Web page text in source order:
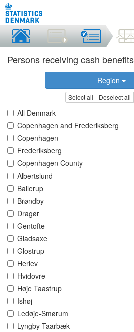
Persons receiving cash benefits
Region
Select all Deselect all
All Denmark
Copenhagen and Frederiksberg
Copenhagen
Frederiksberg
Copenhagen County
Albertslund
Ballerup
Brøndby
Dragør
Gentofte
Gladsaxe
Glostrup
Herlev
Hvidovre
Høje Taastrup
Ishøj
Ledøje-Smørum
Lyngby-Taarbæk